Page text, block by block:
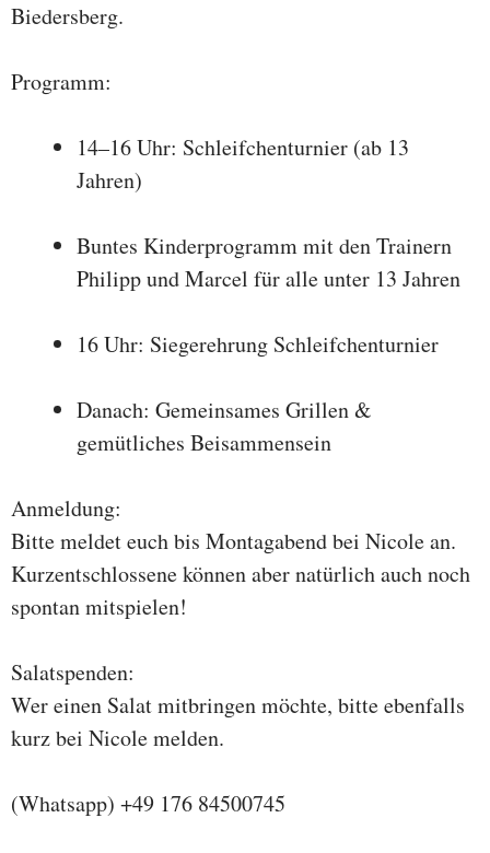
Biedersberg.
Programm:
14–16 Uhr: Schleifchenturnier (ab 13
Jahren)
Buntes Kinderprogramm mit den Trainern
Philipp und Marcel für alle unter 13 Jahren
16 Uhr: Siegerehrung Schleifchenturnier
Danach: Gemeinsames Grillen &
gemütliches Beisammensein
Anmeldung:
Bitte meldet euch bis Montagabend bei Nicole an.
Kurzentschlossene können aber natürlich auch noch
spontan mitspielen!
Salatspenden:
Wer einen Salat mitbringen möchte, bitte ebenfalls
kurz bei Nicole melden.
(Whatsapp) +49 176 84500745